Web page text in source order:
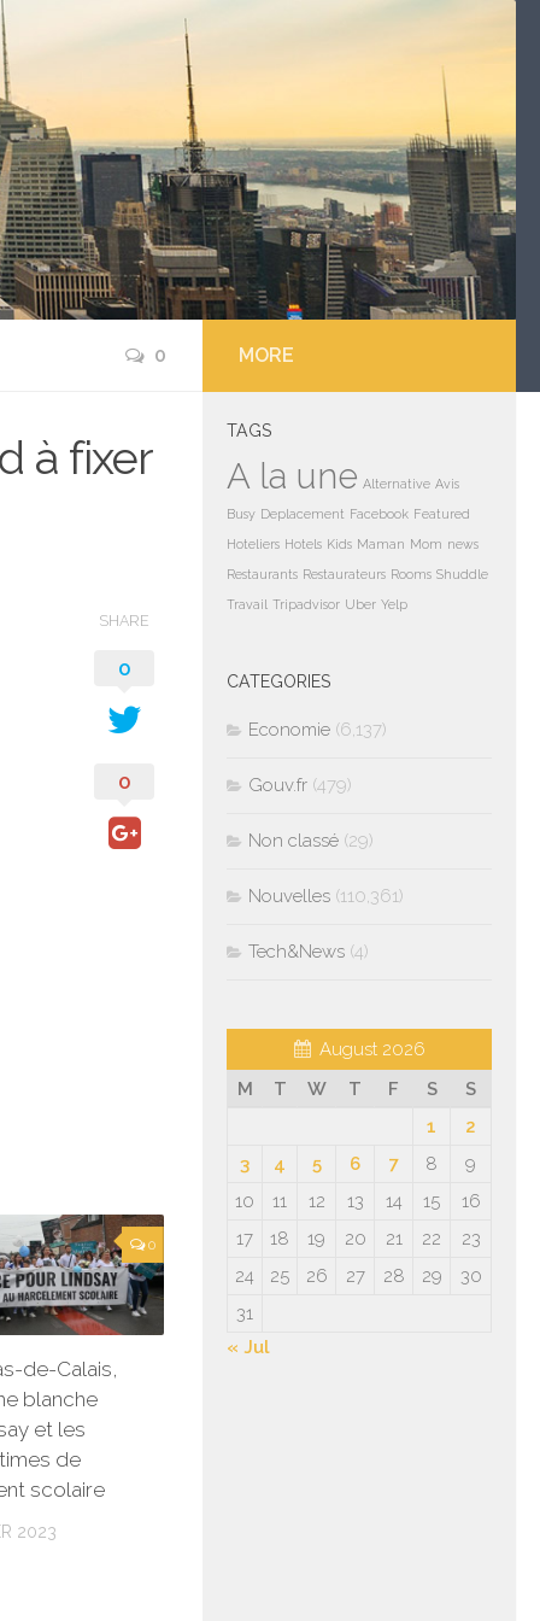
0
à fixer
SHARE
0
0
0
de-Calais,
blanche
et les
de
scolaire
2023
MORE
TAGS
A la une Alternative Avis
Busy Deplacement Facebook Featured
Hoteliers Hotels Kids Maman Mom news
Restaurants Restaurateurs Rooms Shuddle
Travail Tripadvisor Uber Yelp
CATEGORIES
Economie (6,137)
Gouv.fr (479)
Non classé (29)
Nouvelles (110,361)
Tech&News (4)
August 2026
M
T W T F S
S
1
2
3
4 5 6 7 8
9
10
11 12 13 14 15
16
17
18 19 20 21 22
23
24
25 26 27 28 29
30
31
« Jul